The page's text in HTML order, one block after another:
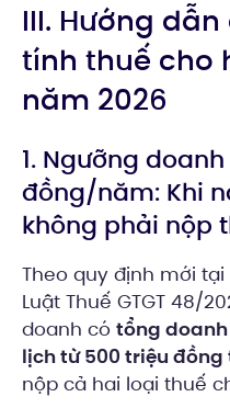
III. Hướng
tính thuế cho
năm 2026
1. Ngưỡng
đồng/năm: Khi
không phải nộp
Theo quy định mới tại
Luật Thuế GTGT 48/
doanh có tổng
lịch từ 500 triệu đồng
nộp cả hai loại thuế